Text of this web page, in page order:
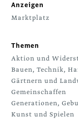
Anzeigen
Marktplatz
Themen
Aktion und
Bauen, Technik,
Gärtnern und
Gemeinschaffen
Generationen,
Kunst und Spielen